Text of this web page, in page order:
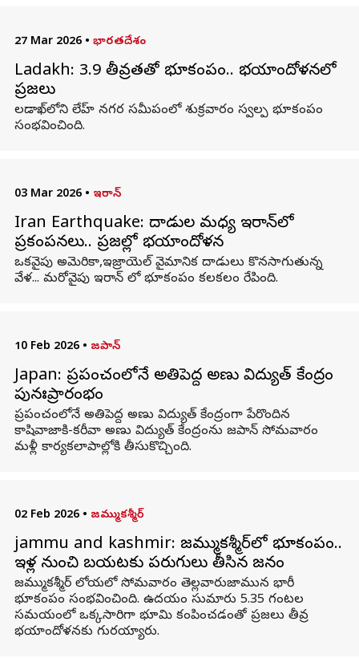
27 Mar 2026 • భారతదేశం
Ladakh: 3.9 తీవ్రతతో భూకంపం.. భయాందోళనలో
ప్రజలు
లడాఖ్‌లోని లేహ్ నగర సమీపంలో శుక్రవారం స్వల్ప భూకంపం
సంభవించింది.
03 Mar 2026 • ఇరాన్
Iran Earthquake: దాడుల మధ్య ఇరాన్‌లో
ప్రకంపనలు.. ప్రజల్లో భయాందోళన
ఒకవైపు అమెరికా,ఇజ్రాయెల్ వైమానిక దాడులు కొనసాగుతున్న
వేళ... మరోవైపు ఇరాన్ లో భూకంపం కలకలం రేపింది.
10 Feb 2026 • జపాన్
Japan: ప్రపంచంలోనే అతిపెద్ద అణు విద్యుత్‌ కేంద్రం
పునఃప్రారంభం
ప్రపంచంలోనే అతిపెద్ద అణు విద్యుత్‌ కేంద్రంగా పేరొందిన
కాషివాజాకి-కరీవా అణు విద్యుత్‌ కేంద్రంను జపాన్ సోమవారం
మళ్లీ కార్యకలాపాల్లోకి తీసుకొచ్చింది.
02 Feb 2026 • జమ్ముకశ్మీర్
jammu and kashmir: జమ్ముకశ్మీర్‌లో భూకంపం..
ఇళ్ల నుంచి బయటకు పరుగులు తీసిన జనం
జమ్ముకశ్మీర్ లోయలో సోమవారం తెల్లవారుజామున భారీ
భూకంపం సంభవించింది. ఉదయం సుమారు 5.35 గంటల
సమయంలో ఒక్కసారిగా భూమి కంపించడంతో ప్రజలు తీవ్ర
భయాందోళనకు గురయ్యారు.